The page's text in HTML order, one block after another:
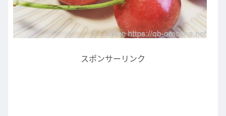
スポンサーリンク